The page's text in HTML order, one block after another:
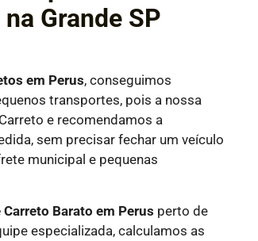
Grande SP
em Perus, conseguimos
transportes, pois a nossa
e recomendamos a
sem precisar fechar um veículo
municipal e pequenas
Barato em Perus perto de
especializada, calculamos as